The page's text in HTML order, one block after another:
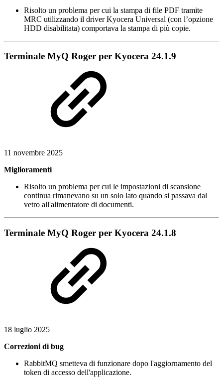
Risolto un problema per cui la stampa di file PDF tramite
MRC utilizzando il driver Kyocera Universal (con l’opzione
HDD disabilitata) comportava la stampa di più copie.
Terminale MyQ Roger per Kyocera 24.1.9
11 novembre 2025
Miglioramenti
Risolto un problema per cui le impostazioni di scansione
continua rimanevano su un solo lato quando si passava dal
vetro all'alimentatore di documenti.
Terminale MyQ Roger per Kyocera 24.1.8
18 luglio 2025
Correzioni di bug
RabbitMQ smetteva di funzionare dopo l'aggiornamento del
token di accesso dell'applicazione.